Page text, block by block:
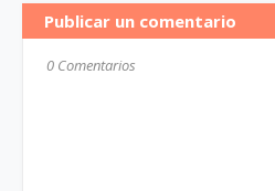
Publicar un comentario
0 Comentarios